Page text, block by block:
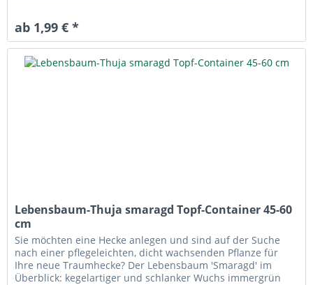
ab 1,99 € *
Lebensbaum-Thuja smaragd Topf-Container 45-60
cm
Sie möchten eine Hecke anlegen und sind auf der Suche
nach einer pflegeleichten, dicht wachsenden Pflanze für
Ihre neue Traumhecke? Der Lebensbaum 'Smaragd' im
Überblick: kegelartiger und schlanker Wuchs immergrün